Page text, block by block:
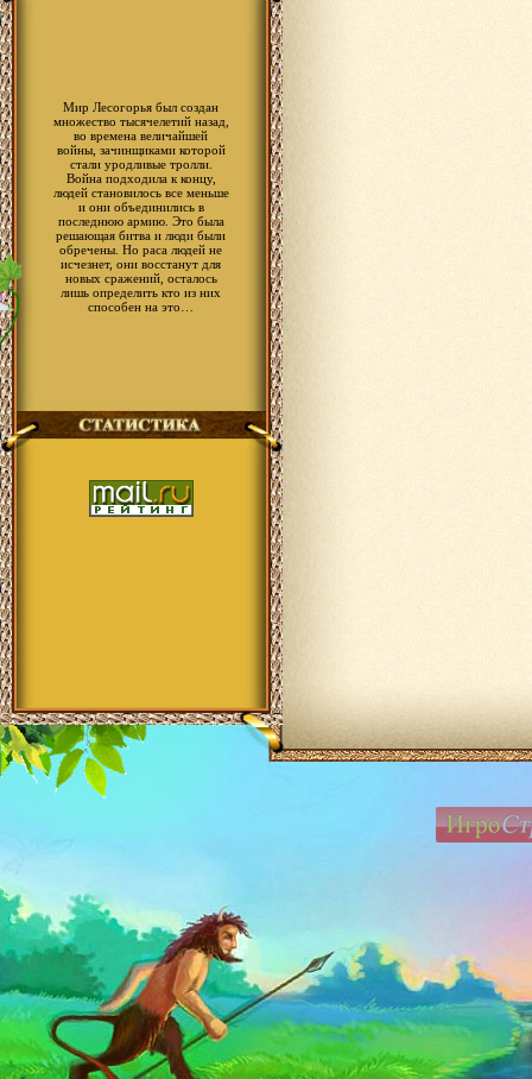
Мир Лесогорья был создан
множество тысячелетий назад,
во времена величайшей
войны, зачинщиками которой
стали уродливые тролли.
Война подходила к концу,
людей становилось все меньше
и они объединились в
последнюю армию. Это была
решающая битва и люди были
обречены. Но раса людей не
исчезнет, они восстанут для
новых сражений, осталось
лишь определить кто из них
способен на это…